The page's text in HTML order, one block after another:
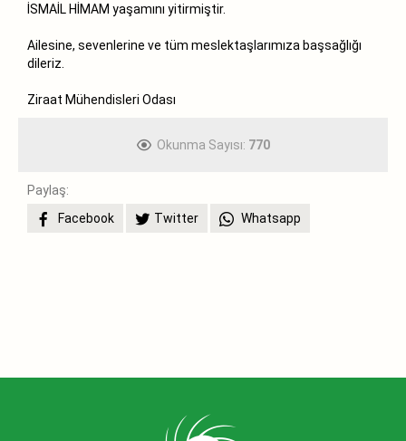
İSMAİL HİMAM yaşamını yitirmiştir.
Ailesine, sevenlerine ve tüm meslektaşlarımıza başsağlığı
dileriz.
Ziraat Mühendisleri Odası
Okunma Sayısı: 770
Paylaş:
Facebook
Twitter Whatsapp